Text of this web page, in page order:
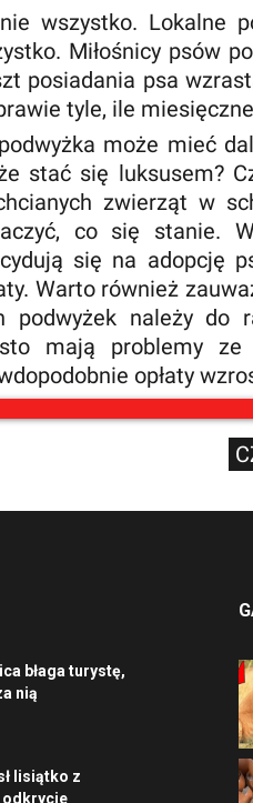
wszystko. Lokalne
Miłośnicy psów
posiadania psa
tyle, ile
może mieć
stać się luksusem?
zwierząt w
co się stanie.
się na adopcję
Warto również
podwyżek należy do
mają problemy ze
opłaty
błaga turystę,
nią
lisiątko z
odkrycie